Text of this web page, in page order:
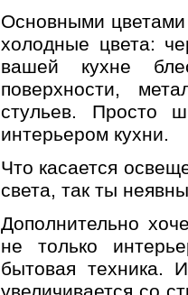
Основными цветами
холодные цвета:
вашей кухне
поверхности,
стульев. Просто
интерьером кухни.
Что касается
света, так ты
Дополнительно
не только
бытовая техника.